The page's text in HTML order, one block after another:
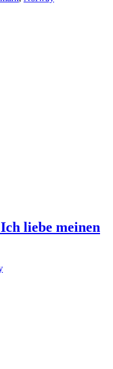
liebe meinen